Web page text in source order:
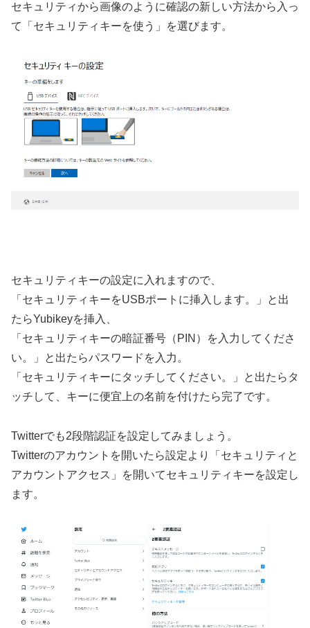
セキュリティから画像のように確認の新しい方法から入っ
て「セキュリティキーを使う」を選びます。
セキュリティキーの設定に入れますので、
「セキュリティキーをUSBポートに挿入します。」と出
たらYubikeyを挿入、
「セキュリティキーの暗証番号（PIN）を入力してくださ
い。」と出たらパスワードを入力。
「セキュリティキーにタッチしてください。」と出たらタ
ッチして、キーに便宜上の名前を付けたら完了です。
Twitterでも2段階認証を設定してみましょう。
Twitterのアカウントを開いたら設定より「セキュリティと
アカウントアクセス」を開いてセキュリティキーを設定し
ます。